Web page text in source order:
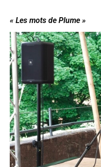
« Les mots de Plume »